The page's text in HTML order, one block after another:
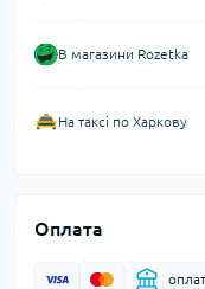
В магазини Rozetka
На таксі по Харкову
Оплата